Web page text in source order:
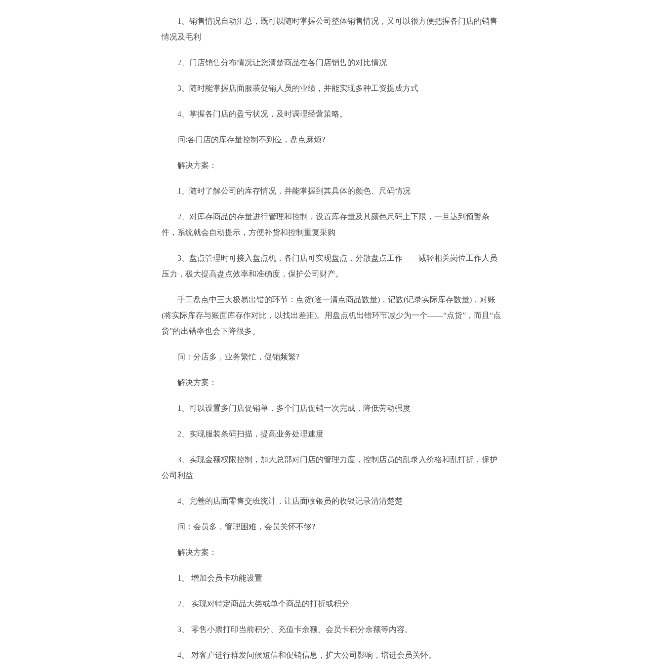
1、销售情况自动汇总，既可以随时掌握公司整体销售情况，又可以很方便把握各门店的销售
情况及毛利
2、门店销售分布情况让您清楚商品在各门店销售的对比情况
3、随时能掌握店面服装促销人员的业绩，并能实现多种工资提成方式
4、掌握各门店的盈亏状况，及时调理经营策略。
问:各门店的库存量控制不到位，盘点麻烦?
解决方案：
1、随时了解公司的库存情况，并能掌握到其具体的颜色、尺码情况
2、对库存商品的存量进行管理和控制，设置库存量及其颜色尺码上下限，一旦达到预警条
件，系统就会自动提示，方便补货和控制重复采购
3、盘点管理时可接入盘点机，各门店可实现盘点，分散盘点工作——减轻相关岗位工作人员
压力，极大提高盘点效率和准确度，保护公司财产。
手工盘点中三大极易出错的环节：点货(逐一清点商品数量)，记数(记录实际库存数量)，对账
(将实际库存与账面库存作对比，以找出差距)。用盘点机出错环节减少为一个——“点货”，而且“点
货”的出错率也会下降很多。
问：分店多，业务繁忙，促销频繁?
解决方案：
1、可以设置多门店促销单，多个门店促销一次完成，降低劳动强度
2、实现服装条码扫描，提高业务处理速度
3、实现金额权限控制，加大总部对门店的管理力度，控制店员的乱录入价格和乱打折，保护
公司利益
4、完善的店面零售交班统计，让店面收银员的收银记录清清楚楚
问：会员多，管理困难，会员关怀不够?
解决方案：
1、 增加会员卡功能设置
2、 实现对特定商品大类或单个商品的打折或积分
3、 零售小票打印当前积分、充值卡余额、会员卡积分余额等内容。
4、 对客户进行群发问候短信和促销信息，扩大公司影响，增进会员关怀。